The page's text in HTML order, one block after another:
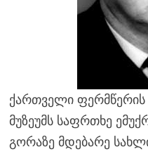
ქართველი ფერმწერის
მუზეუმს საფრთხე
გორაზე მდებარე